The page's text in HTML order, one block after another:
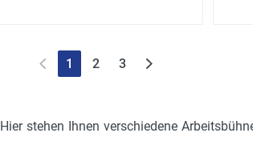
1 2 3
stehen Ihnen verschiedene